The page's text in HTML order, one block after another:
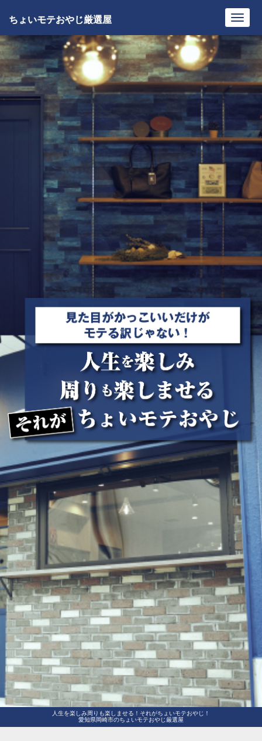
人生を楽しみ周りも楽しませる！それがちょいモテおやじ！
愛知県岡崎市のちょいモテおやじ厳選屋
ちょいモテおやじ厳選屋